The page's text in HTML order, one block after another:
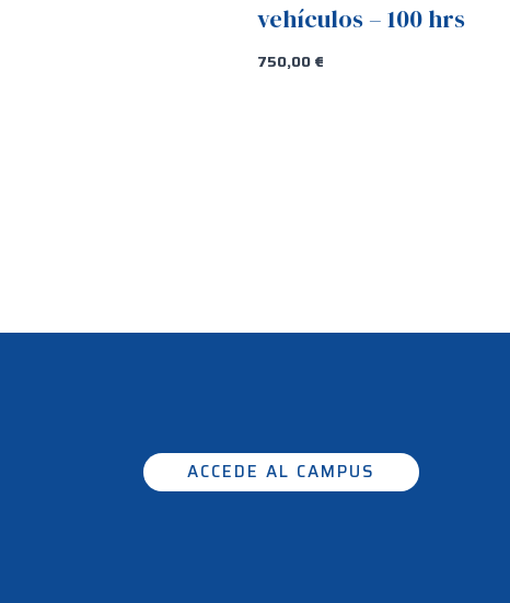
vehículos – 100 hrs
750,00€
ACCEDE AL CAMPUS